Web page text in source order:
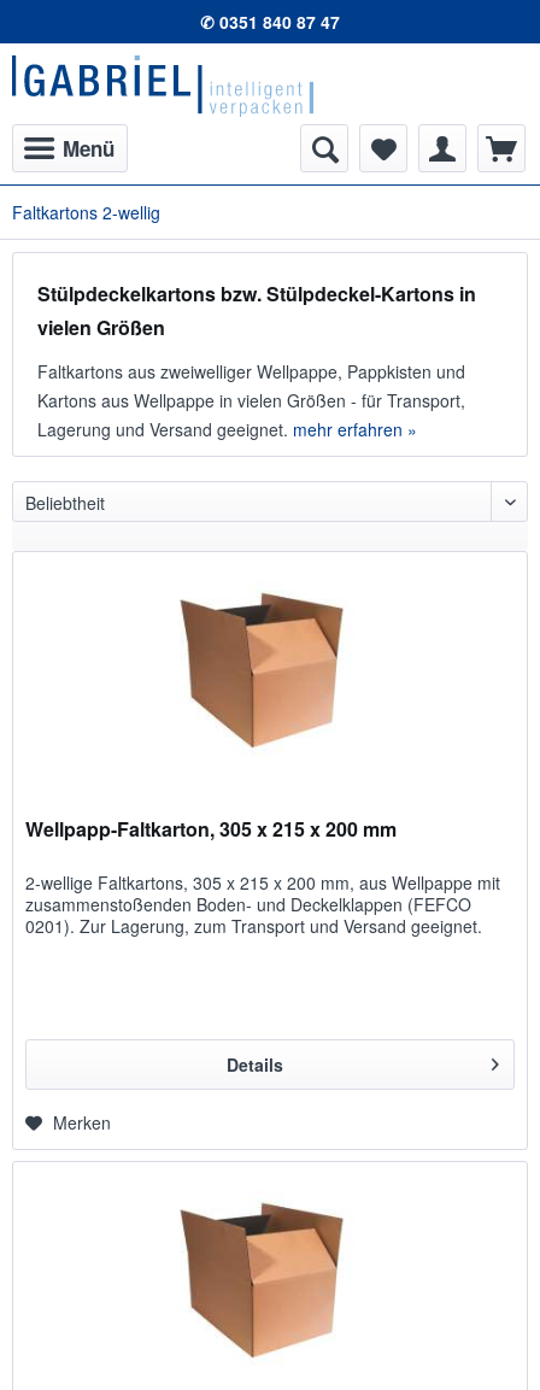
✆ 0351 840 87 47
Menü
Faltkartons 2-wellig
Stülpdeckelkartons bzw. Stülpdeckel-Kartons in
vielen Größen
Faltkartons aus zweiwelliger Wellpappe, Pappkisten und
Kartons aus Wellpappe in vielen Größen - für Transport,
Lagerung und Versand geeignet. mehr erfahren »
Wellpapp-Faltkarton, 305 x 215 x 200 mm
2-wellige Faltkartons, 305 x 215 x 200 mm, aus Wellpappe mit
zusammenstoßenden Boden- und Deckelklappen (FEFCO
0201). Zur Lagerung, zum Transport und Versand geeignet.
Details
Merken